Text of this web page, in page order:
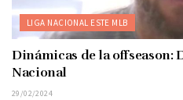
LIGA NACIONAL ESTE MLB
Dinámicas de la offseason:
Nacional
29/02/2024